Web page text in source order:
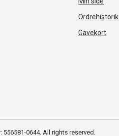
Ordrehistorik
Gavekort
0644. All rights reserved.